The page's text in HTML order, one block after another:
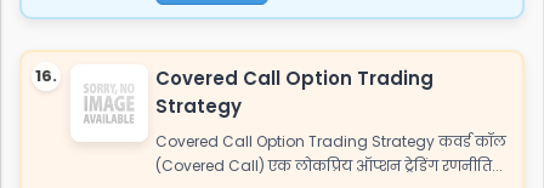
16.
Covered Call Option Trading
Strategy
Covered Call Option Trading Strategy कवर्ड कॉल
(Covered Call) एक लोकप्रिय ऑप्शन ट्रेडिंग रणनीति...